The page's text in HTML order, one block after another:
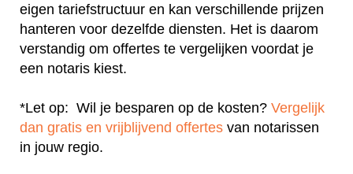
eigen tariefstructuur en kan verschillende prijzen
hanteren voor dezelfde diensten. Het is daarom
verstandig om offertes te vergelijken voordat je
een notaris kiest.
*Let op: Wil je besparen op de kosten? Vergelijk
dan gratis en vrijblijvend offertes van notarissen
in jouw regio.